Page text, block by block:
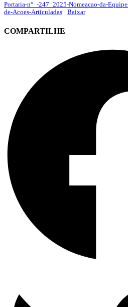
Portaria-n°_-247_2025-Nomeacao-da-
de-Acoes-Articuladas
Baixar
COMPARTILHE